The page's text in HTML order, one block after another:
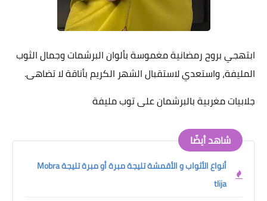
ابتهجي بروح رمضانية مغموسة بألوان البرشمات وجمال الثوب
المليفة، واستعدي لاستقبال الشهر الكريم بأناقة لا تضاهى.
جلابيات مغربية بالبرشمان على توب مليفة
شاهد أيضًا
أنواع الأثواب و الأقمشة تليجة مبرة أو مبرة تليجة Mobra
tlija